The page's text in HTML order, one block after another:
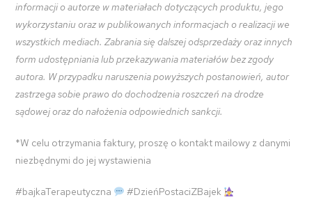
informacji o autorze w materiałach dotyczących produktu, jego
wykorzystaniu oraz w publikowanych informacjach o realizacji we
wszystkich mediach. Zabrania się dalszej odsprzedaży oraz innych
form udostępniania lub przekazywania materiałów bez zgody
autora. W przypadku naruszenia powyższych postanowień, autor
zastrzega sobie prawo do dochodzenia roszczeń na drodze
sądowej oraz do nałożenia odpowiednich sankcji.
*W celu otrzymania faktury, proszę o kontakt mailowy z danymi
niezbędnymi do jej wystawienia
#bajkaTerapeutyczna
#DzieńPostaciZBajek